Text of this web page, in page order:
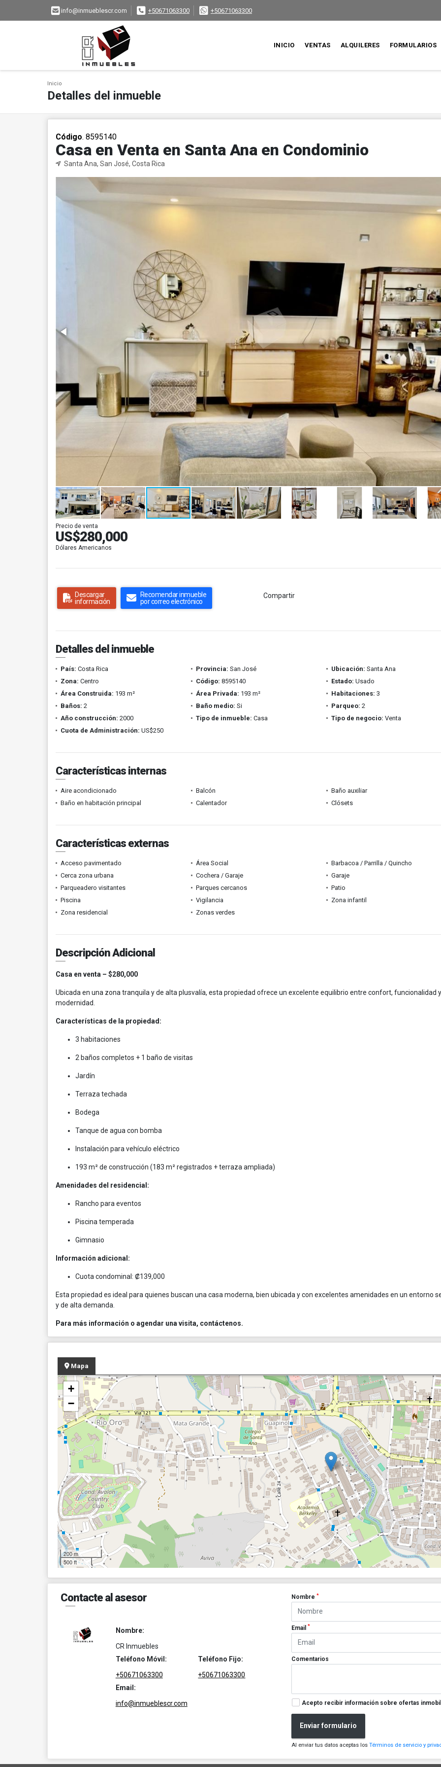
info@inmueblescr.com +50671063300 +50671063300
INICIO VENTAS ALQUILERES FORMULARIOS
Inicio
Detalles del inmueble
Código. 8595140
Casa en Venta en Santa Ana en Condominio
Santa Ana, San José, Costa Rica
Precio de venta
US$280,000
Dólares Americanos
Descargar
información
Recomendar inmueble
por correo electrónico
Compartir
Detalles del inmueble
País: Costa Rica Provincia: San José Ubicación: Santa Ana
Zona: Centro Código: 8595140 Estado: Usado
Área Construida: 193 m² Área Privada: 193 m² Habitaciones: 3
Baños: 2 Baño medio: Si Parqueo: 2
Año construcción: 2000 Tipo de inmueble: Casa Tipo de negocio: Venta
Cuota de Administración: US$250
Características internas
Aire acondicionado Balcón
Baño auxiliar
Baño en habitación principal
Calentador Clósets
Características externas
Acceso pavimentado Área Social
Barbacoa / Parrilla / Quincho
Cerca zona urbana
Cochera / Garaje
Garaje
Parqueadero visitantes
Parques cercanos
Patio
Piscina
Vigilancia
Zona infantil
Zona residencial
Zonas verdes
Descripción Adicional
Casa en venta – $280,000
Ubicada en una zona tranquila y de alta plusvalía, esta propiedad ofrece un excelente equilibrio entre confort, funcionalidad y
modernidad.
Características de la propiedad:
3 habitaciones
2 baños completos + 1 baño de visitas
Jardín
Terraza techada
Bodega
Tanque de agua con bomba
Instalación para vehículo eléctrico
193 m² de construcción (183 m² registrados + terraza ampliada)
Amenidades del residencial:
Rancho para eventos
Piscina temperada
Gimnasio
Información adicional:
Cuota condominal: ₡139,000
Esta propiedad es ideal para quienes buscan una casa moderna, bien ubicada y con excelentes amenidades en un entorno
y de alta demanda.
Para más información o agendar una visita, contáctenos.
Mapa
+
−
200 m
500 ft
Contacte al asesor
Nombre:
CR Inmuebles
Teléfono Móvil:
+50671063300
Teléfono Fijo:
+50671063300
Email:
info@inmueblescr.com
Nombre*
Email*
Comentarios
Acepto recibir información sobre ofertas
Enviar formulario
Al enviar tus datos aceptas losTérminos de servicio y